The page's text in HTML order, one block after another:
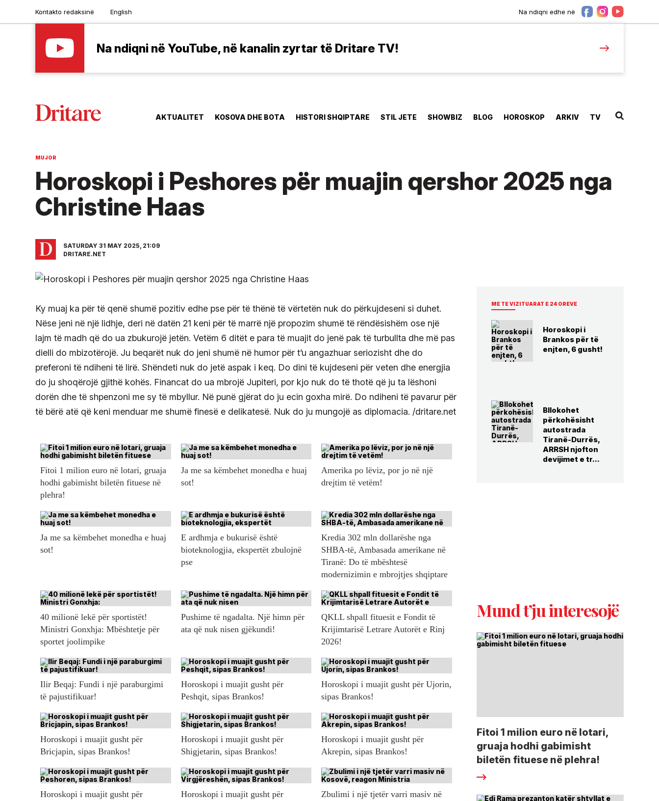
Kontakto redaksinë English Na ndiqni edhe në
Na ndiqni në YouTube, në kanalin zyrtar të Dritare TV!
AKTUALITET KOSOVA DHE BOTA HISTORI SHQIPTARE STIL JETE SHOWBIZ BLOG HOROSKOP ARKIV TV
MUJOR
Horoskopi i Peshores për muajin qershor 2025 nga
Christine Haas
SATURDAY 31 MAY 2025, 21:09
DRITARE.NET
Ky muaj ka për të qenë shumë pozitiv edhe pse për të thënë të vërtetën nuk do përkujdeseni si duhet.
Nëse jeni në një lidhje, deri në datën 21 keni për të marrë një propozim shumë të rëndësishëm ose një
lajm të madh që do ua zbukurojë jetën. Vetëm 6 ditët e para të muajit do jenë pak të turbullta dhe më pas
dielli do mbizotërojë. Ju beqarët nuk do jeni shumë në humor për t’u angazhuar seriozisht dhe do
preferoni të ndiheni të lirë. Shëndeti nuk do jetë aspak i keq. Do dini të kujdeseni për veten dhe energjia
do ju shoqërojë gjithë kohës. Financat do ua mbrojë Jupiteri, por kjo nuk do të thotë që ju ta lëshoni
dorën dhe të shpenzoni me sy të mbyllur. Në punë gjërat do ju ecin goxha mirë. Do ndiheni të pavarur për
të bërë atë që keni menduar me shumë finesë e delikatesë. Nuk do ju mungojë as diplomacia. /dritare.net
Fitoi 1 milion euro në lotari, gruaja
hodhi gabimisht biletën fituese në
plehra!
Ja me sa këmbehet monedha e huaj
sot!
Amerika po lëviz, por jo në një
drejtim të vetëm!
Ja me sa këmbehet monedha e huaj
sot!
E ardhmja e bukurisë është
bioteknologjia, ekspertët zbulojnë
pse
Kredia 302 mln dollarëshe nga
SHBA-të, Ambasada amerikane në
Tiranë: Do të mbështesë
modernizimin e mbrojtjes shqiptare
40 milionë lekë për sportistët!
Ministri Gonxhja: Mbështetje për
sportet joolimpike
Pushime të ngadalta. Një himn për
ata që nuk nisen gjëkundi!
QKLL shpall fituesit e Fondit të
Krijimtarisë Letrare Autorët e Rinj
2026!
Ilir Beqaj: Fundi i një paraburgimi
të pajustifikuar!
Horoskopi i muajit gusht për
Peshqit, sipas Brankos!
Horoskopi i muajit gusht për Ujorin,
sipas Brankos!
Horoskopi i muajit gusht për
Bricjapin, sipas Brankos!
Horoskopi i muajit gusht për
Shigjetarin, sipas Brankos!
Horoskopi i muajit gusht për
Akrepin, sipas Brankos!
Horoskopi i muajit gusht për
Horoskopi i muajit gusht për
Zbulimi i një tjetër varri masiv në
ME TE VIZITUARAT E 24 OREVE
Horoskopi i
Brankos për të
enjten, 6 gusht!
Bllokohet
përkohësisht
autostrada
Tiranë-Durrës,
ARRSH njofton
devijimet e tr...
Mund t’ju interesojë
Fitoi 1 milion euro në lotari,
gruaja hodhi gabimisht
biletën fituese në plehra!